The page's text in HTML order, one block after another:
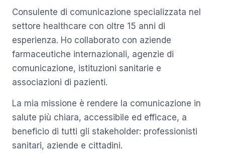
Consulente di comunicazione specializzata nel
settore healthcare con oltre 15 anni di
esperienza. Ho collaborato con aziende
farmaceutiche internazionali, agenzie di
comunicazione, istituzioni sanitarie e
associazioni di pazienti.
La mia missione è rendere la comunicazione in
salute più chiara, accessibile ed efficace, a
beneficio di tutti gli stakeholder: professionisti
sanitari, aziende e cittadini.